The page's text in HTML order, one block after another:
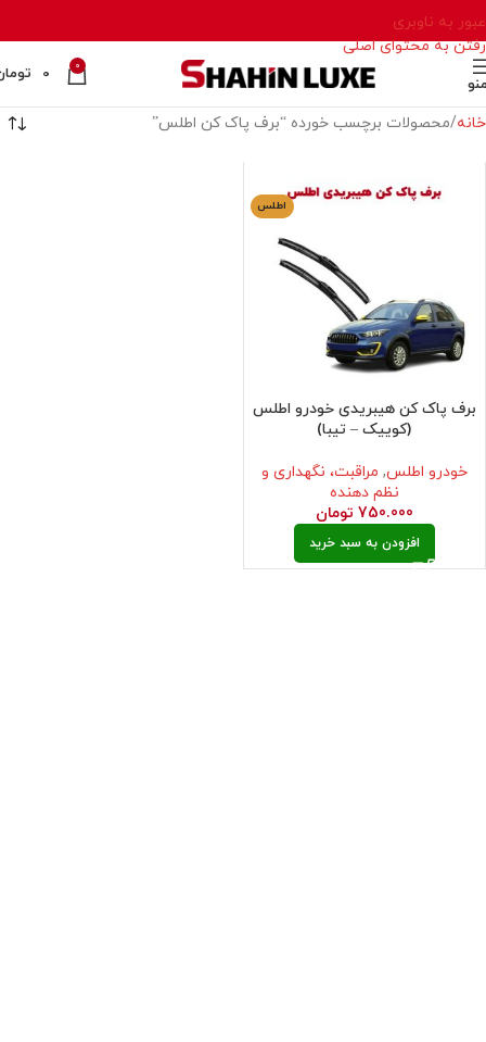
عبور به ناوبری
رفتن به محتوای اصلی
0
0
خانه محصولات برچسب خورده “برف پاک کن اطلس”
اطلس
برف پاک کن هیبریدی خودرو اطلس
(کوییک – تیبا)
خودرو اطلس, مراقبت، نگهداری و
نظم دهنده
750.000 تومان
افزودن به سبد خرید